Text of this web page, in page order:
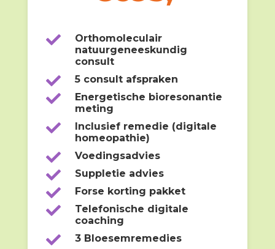

Orthomoleculair
natuurgeneeskundig
consult
 5 consult afspraken

Energetische bioresonantie
meting

Inclusief remedie (digitale
homeopathie)
 Voedingsadvies
 Suppletie advies
 Forse korting pakket

Telefonische digitale
coaching
 3 Bloesemremedies